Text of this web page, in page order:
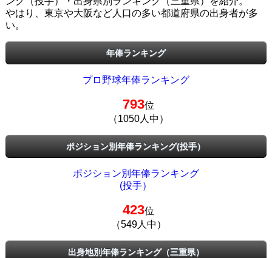
やはり、東京や大阪など人口の多い都道府県の出身者が多
い。
年俸ランキング
プロ野球年俸ランキング
793位
（1050人中）
ポジション別年俸ランキング(投手）
ポジション別年俸ランキング
(投手）
423位
（549人中）
出身地別年俸ランキング（三重県）